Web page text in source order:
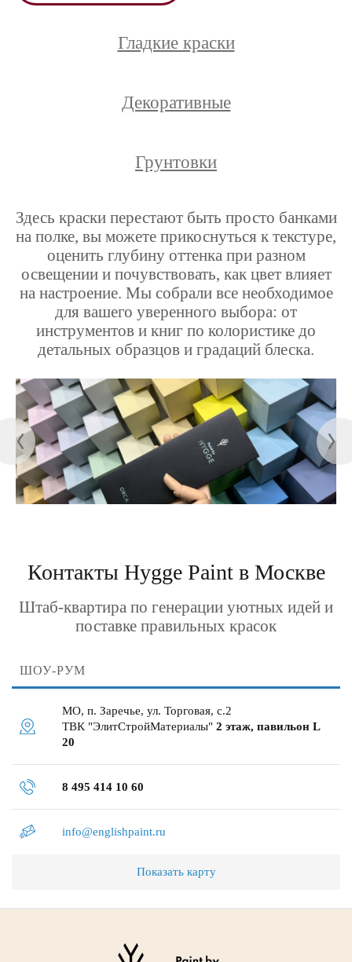
Гладкие краски
Декоративные
Грунтовки
Здесь краски перестают быть просто банками
на полке, вы можете прикоснуться к текстуре,
оценить глубину оттенка при разном
освещении и почувствовать, как цвет влияет
на настроение. Мы собрали все необходимое
для вашего уверенного выбора: от
инструментов и книг по колористике до
детальных образцов и градаций блеска.
Контакты Hygge Paint в Москве
Штаб-квартира по генерации уютных идей и
поставке правильных красок
ШОУ-РУМ
МО, п. Заречье, ул. Торговая, с.2
ТВК "ЭлитСтройМатериалы" 2 этаж, павильон L
20
8 495 414 10 60
info@englishpaint.ru
Показать карту